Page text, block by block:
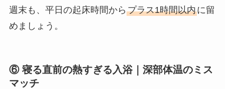
週末も、平日の起床時間から プラス1時間以内に留
めましょう。
⑥ 寝る直前の熱すぎる入浴｜深部体温のミス
マッチ